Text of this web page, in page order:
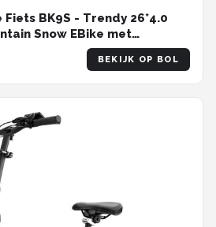
BK9S - Trendy 26*4.0
Snow EBike met
Lithium Batterij - City
250W Motor - 7
Waterdicht
BEKIJK OP BOL